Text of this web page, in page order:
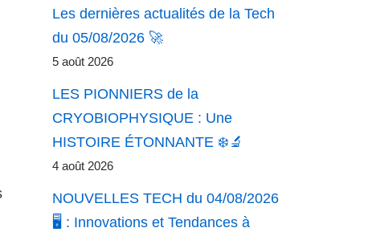
Les dernières actualités de la Tech
du 05/08/2026 🚀
5 août 2026
LES PIONNIERS de la
CRYOBIOPHYSIQUE : Une
HISTOIRE ÉTONNANTE ❄️🔬
4 août 2026
NOUVELLES TECH du 04/08/2026
🖥️ : Innovations et Tendances à